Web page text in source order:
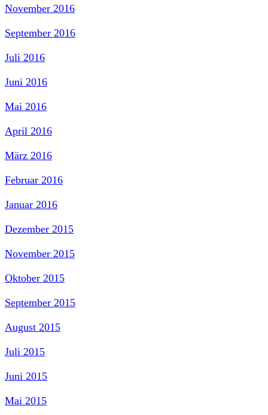
November 2016
September 2016
Juli 2016
Juni 2016
Mai 2016
April 2016
März 2016
Februar 2016
Januar 2016
Dezember 2015
November 2015
Oktober 2015
September 2015
August 2015
Juli 2015
Juni 2015
Mai 2015